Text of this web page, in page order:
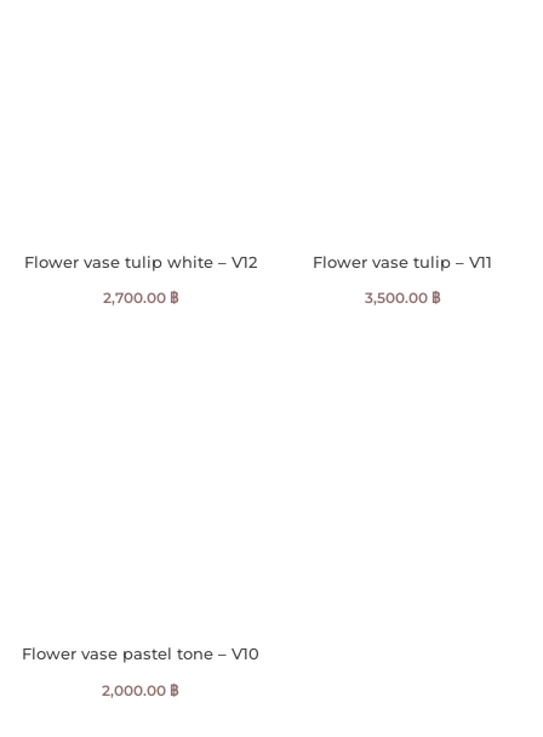
Flower vase tulip white – V12
2,700.00 ฿
Flower vase tulip – V11
3,500.00 ฿
Flower vase pastel tone – V10
2,000.00 ฿